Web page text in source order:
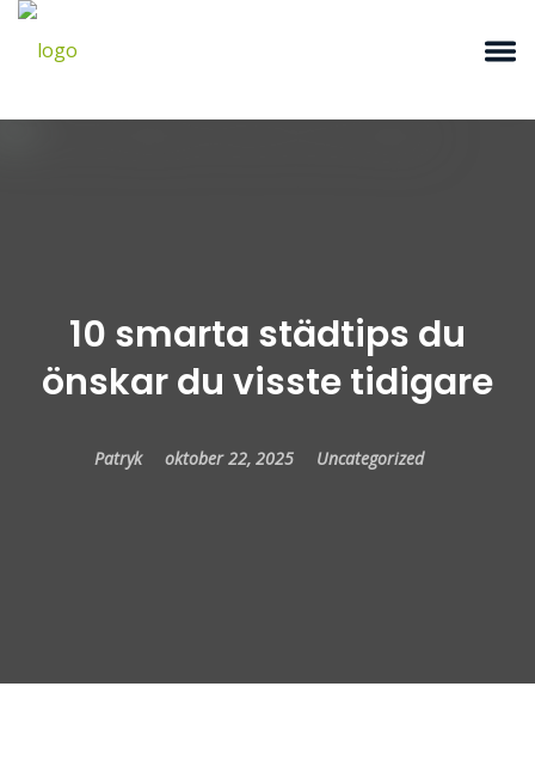
10 smarta städtips du
önskar du visste tidigare
Patryk oktober 22, 2025 Uncategorized